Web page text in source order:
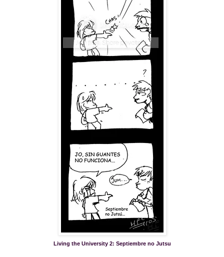
Living the University 2: Septiembre no Jutsu